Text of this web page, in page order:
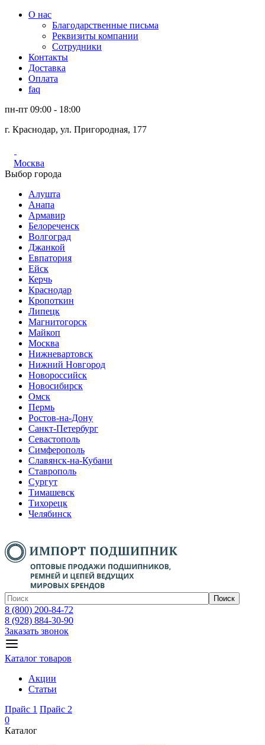
О нас
Благодарственные письма
Реквизиты компании
Сотрудники
Контакты
Доставка
Оплата
faq
пн-пт 09:00 - 18:00
г. Краснодар, ул. Пригородная, 177
Москва
Выбор города
Алушта
Анапа
Армавир
Белореченск
Волгоград
Джанкой
Евпатория
Ейск
Керчь
Краснодар
Кропоткин
Липецк
Магнитогорск
Майкоп
Москва
Нижневартовск
Нижний Новгород
Новороссийск
Новосибирск
Омск
Пермь
Ростов-на-Дону
Санкт-Петербург
Севастополь
Симферополь
Славянск-на-Кубани
Ставрополь
Сургут
Тимашевск
Тихорецк
Челябинск
Поиск
8 (800) 200-84-72
8 (928) 884-30-90
Заказать звонок
Каталог товаров
Акции
Статьи
Прайс 1 Прайс 2
0
Каталог